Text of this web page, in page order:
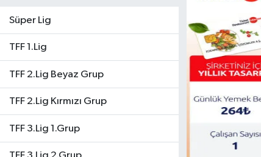
Süper Lig
TFF 1.Lig
TFF 2.Lig Beyaz Grup
TFF 2.Lig Kırmızı Grup
TFF 3.Lig 1.Grup